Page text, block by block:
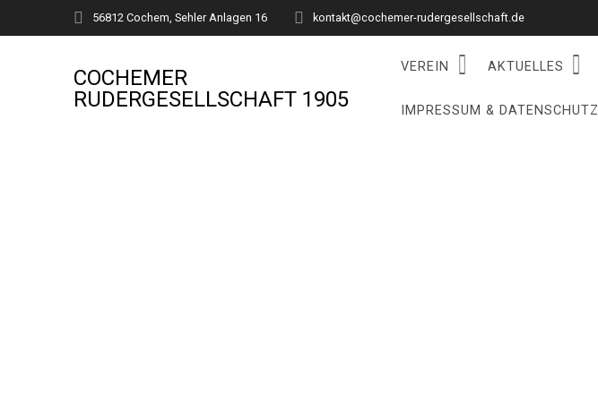
56812 Cochem, Sehler Anlagen 16 kontakt@cochemer-rudergesellschaft.de
COCHEMER
RUDERGESELLSCHAFT 1905
VEREIN AKTUELLES
IMPRESSUM & DATENSCHUTZ